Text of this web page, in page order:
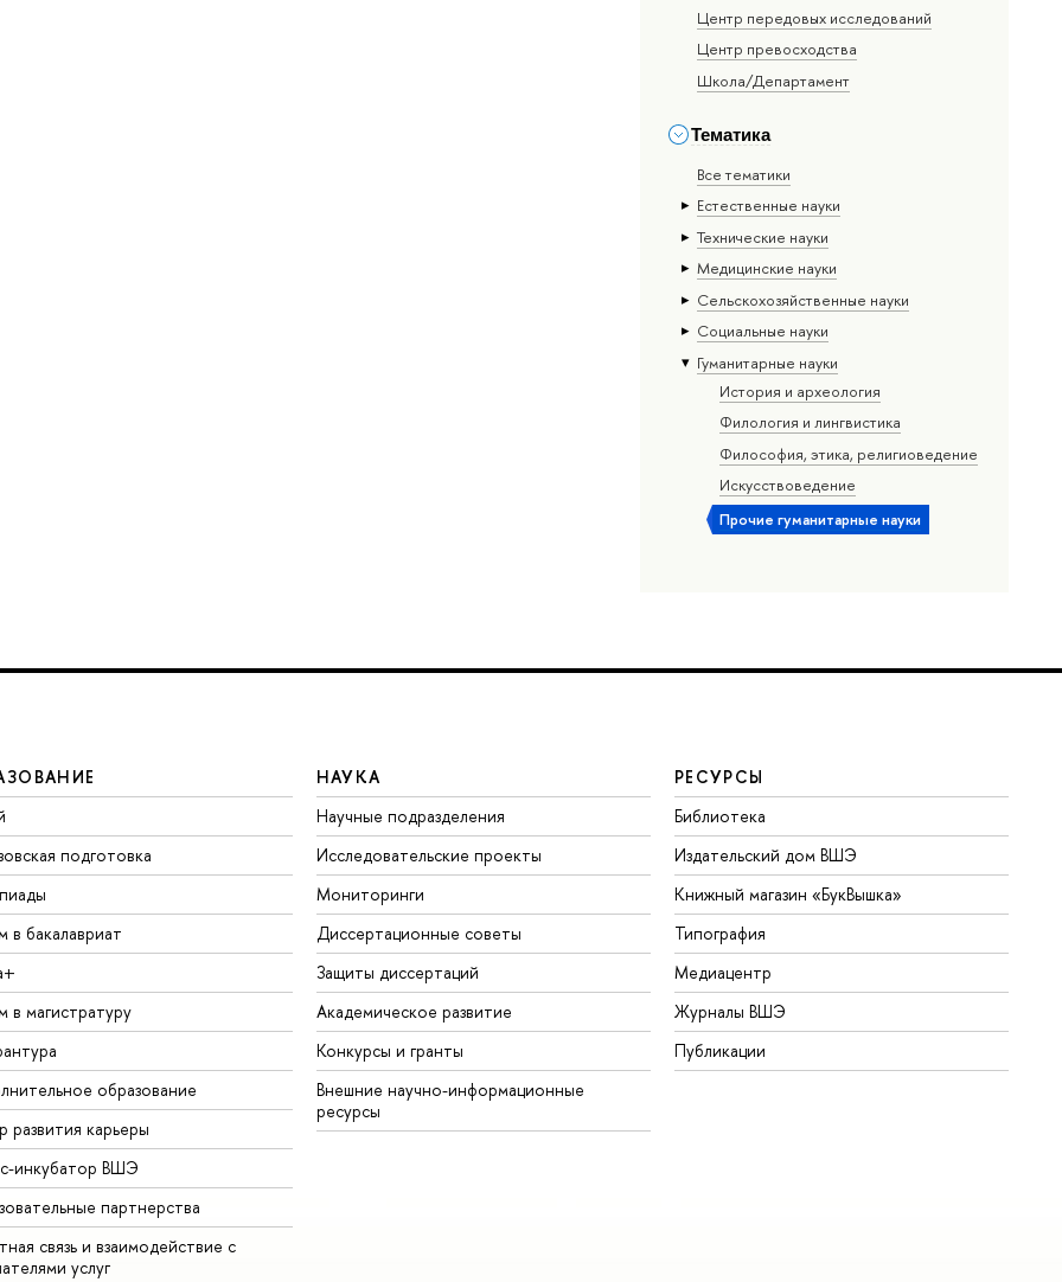
Центр передовых исследований
Центр превосходства
Школа/Департамент
Тематика
Все тематики
Естественные науки
Тех­ничес­кие науки
Медицинские науки
Сельскохозяйственные науки
Социальные науки
Гуманитарные науки
История и археология
Филология и лингвистика
Философия, этика, религиоведение
Искусствоведение
Прочие гуманитарные науки
подготовка
в бакалавриат
в магистратуру
образование
развития карьеры
инкубатор ВШЭ
партнерства
связь и взаимодействие с
услуг
НАУКА
Научные подразделения
Исследовательские проекты
Мониторинги
Диссертационные советы
Защиты диссертаций
Академическое развитие
Конкурсы и гранты
Внешние научно-информационные
ресурсы
РЕСУРСЫ
Библиотека
Издательский дом ВШЭ
Книжный магазин «БукВышка»
Типография
Медиацентр
Журналы ВШЭ
Публикации